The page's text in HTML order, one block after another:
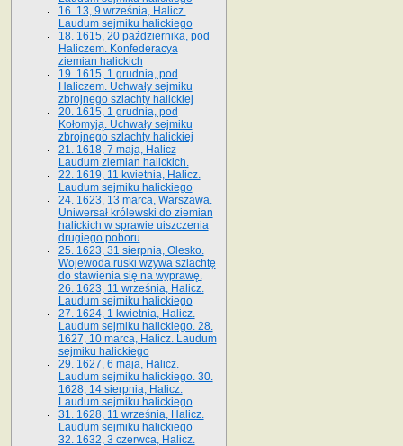
16. 13, 9 września, Halicz.
Laudum sejmiku halickiego
18. 1615, 20 października, pod
Haliczem. Konfederacya
ziemian halickich
19. 1615, 1 grudnia, pod
Haliczem. Uchwały sejmiku
zbrojnego szlachty halickiej
20. 1615, 1 grudnia, pod
Kołomyją. Uchwały sejmiku
zbrojnego szlachty halickiej
21. 1618, 7 maja, Halicz
Laudum ziemian halickich.
22. 1619, 11 kwietnia, Halicz.
Laudum sejmiku halickiego
24. 1623, 13 marca, Warszawa.
Uniwersał królewski do ziemian
halickich w sprawie uiszczenia
drugiego poboru
25. 1623, 31 sierpnia, Olesko.
Wojewoda ruski wzywa szlachtę
do stawienia się na wyprawę.
26. 1623, 11 września, Halicz.
Laudum sejmiku halickiego
27. 1624, 1 kwietnia, Halicz.
Laudum sejmiku halickiego. 28.
1627, 10 marca, Halicz. Laudum
sejmiku halickiego
29. 1627, 6 maja, Halicz.
Laudum sejmiku halickiego. 30.
1628, 14 sierpnia, Halicz.
Laudum sejmiku halickiego
31. 1628, 11 września, Halicz.
Laudum sejmiku halickiego
32. 1632, 3 czerwca, Halicz.